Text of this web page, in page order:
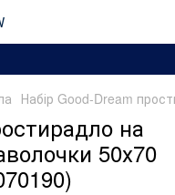
Набір Good-Dream
на
50х70